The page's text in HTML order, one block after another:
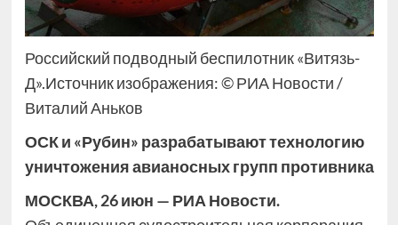
Российский подводный беспилотник «Витязь-
Д».Источник изображения: © РИА Новости /
Виталий Аньков
ОСК и «Рубин» разрабатывают технологию
уничтожения авианосных групп противника
МОСКВА, 26 июн — РИА Новости.